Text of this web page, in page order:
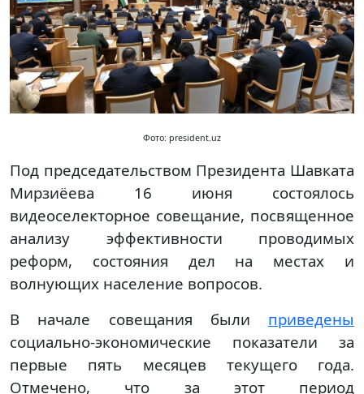
Фото: president.uz
Под председательством Президента Шавката
Мирзиёева 16 июня состоялось
видеоселекторное совещание, посвященное
анализу эффективности проводимых
реформ, состояния дел на местах и
волнующих население вопросов.
В начале совещания были приведены
социально-экономические показатели за
первые пять месяцев текущего года.
Отмечено, что за этот период